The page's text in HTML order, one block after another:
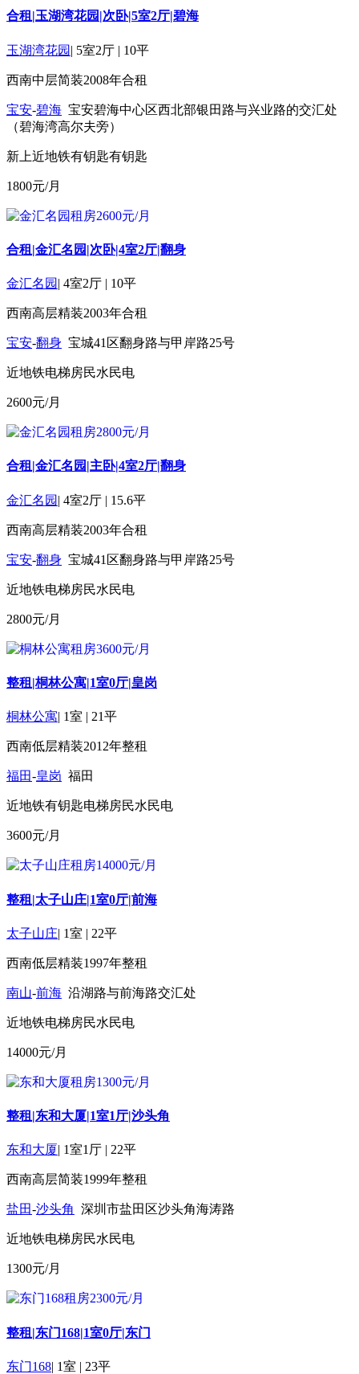
合租|玉湖湾花园|次卧|5室2厅|碧海
玉湖湾花园 | 5室2厅 | 10平
西南中层简装2008年合租
宝安-碧海 宝安碧海中心区西北部银田路与兴业路的交汇处
（碧海湾高尔夫旁）
新上近地铁有钥匙有钥匙
1800元/月
合租|金汇名园|次卧|4室2厅|翻身
金汇名园 | 4室2厅 | 10平
西南高层精装2003年合租
宝安-翻身 宝城41区翻身路与甲岸路25号
近地铁电梯房民水民电
2600元/月
合租|金汇名园|主卧|4室2厅|翻身
金汇名园 | 4室2厅 | 15.6平
西南高层精装2003年合租
宝安-翻身 宝城41区翻身路与甲岸路25号
近地铁电梯房民水民电
2800元/月
整租|桐林公寓|1室0厅|皇岗
桐林公寓| 1室 | 21平
西南低层精装2012年整租
福田-皇岗 福田
近地铁有钥匙电梯房民水民电
3600元/月
整租|太子山庄|1室0厅|前海
太子山庄| 1室 | 22平
西南低层精装1997年整租
南山-前海 沿湖路与前海路交汇处
近地铁电梯房民水民电
14000元/月
整租|东和大厦|1室1厅|沙头角
东和大厦| 1室1厅 | 22平
西南高层简装1999年整租
盐田-沙头角 深圳市盐田区沙头角海涛路
近地铁电梯房民水民电
1300元/月
整租|东门168|1室0厅|东门
东门168| 1室 | 23平